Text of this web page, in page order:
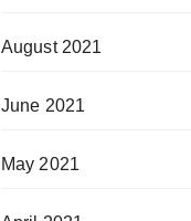
August 2021
June 2021
May 2021